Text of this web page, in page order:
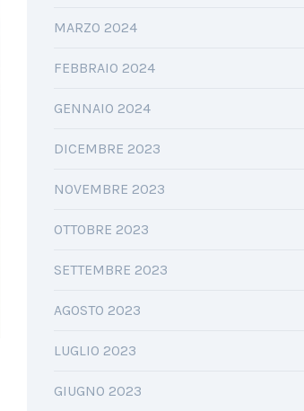
MARZO 2024
FEBBRAIO 2024
GENNAIO 2024
DICEMBRE 2023
NOVEMBRE 2023
OTTOBRE 2023
SETTEMBRE 2023
AGOSTO 2023
LUGLIO 2023
GIUGNO 2023